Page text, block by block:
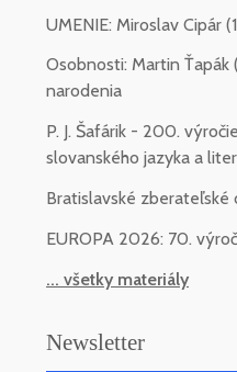
UMENIE: Miroslav Cipár
Osobnosti: Martin
narodenia
P. J. Šafárik - 200.
slovanského jazyka a
Bratislavské
EUROPA 2026: 70.
... všetky materiály
Newsletter